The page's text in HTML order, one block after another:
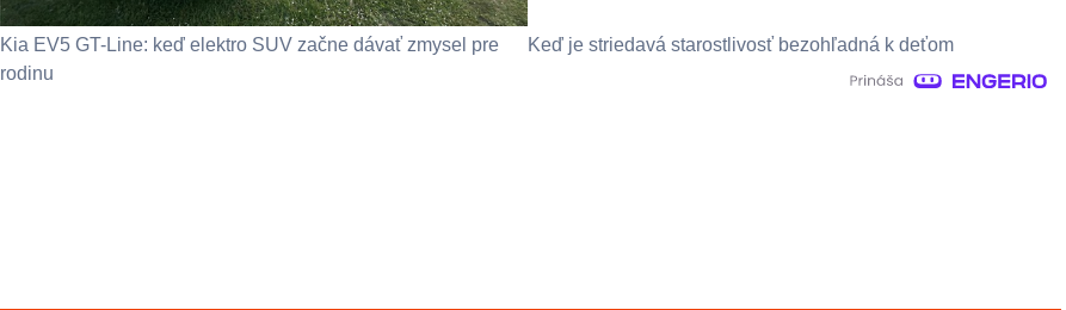
Kia EV5 GT-Line: keď elektro SUV začne dávať zmysel pre
rodinu
Keď je striedavá starostlivosť bezohľadná k deťom